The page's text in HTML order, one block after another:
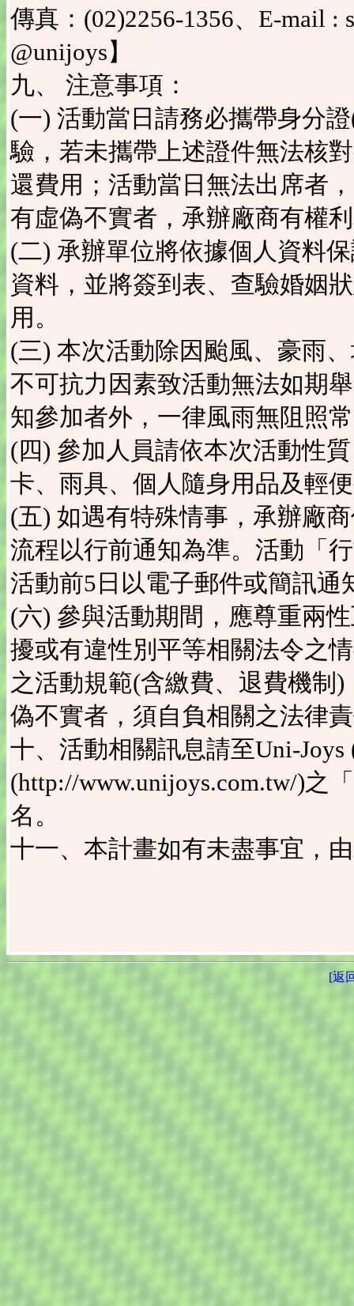
傳真：(02)2256-1356、E-mail :
@unijoys】
九、 注意事項：
(一) 活動當日請務必攜帶身分
驗，若未攜帶上述證件無法核
還費用；活動當日無法出席者
有虛偽不實者，承辦廠商有權
(二) 承辦單位將依據個人資料
資料，並將簽到表、查驗婚姻
用。
(三) 本次活動除因颱風、豪雨
不可抗力因素致活動無法如期
知參加者外，一律風雨無阻照
(四) 參加人員請依本次活動性
卡、雨具、個人隨身用品及輕
(五) 如遇有特殊情事，承辦廠
流程以行前通知為準。活動「
活動前5日以電子郵件或簡訊
(六) 參與活動期間，應尊重兩
擾或有違性別平等相關法令之
之活動規範(含繳費、退費機制
偽不實者，須自負相關之法律
十、活動相關訊息請至Uni-
(http://www.unijoys.com.tw/)之
名。
十一、本計畫如有未盡事宜，
[返